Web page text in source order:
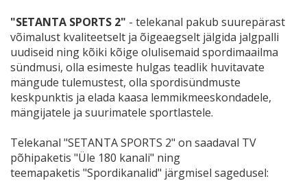
"SETANTA SPORTS 2" - telekanal pakub suurepärast
võimalust kvaliteetselt ja õigeaegselt jälgida jalgpalli
uudiseid ning kõiki kõige olulisemaid spordimaailma
sündmusi, olla esimeste hulgas teadlik huvitavate
mängude tulemustest, olla spordisündmuste
keskpunktis ja elada kaasa lemmikmeeskondadele,
mängijatele ja suurimatele sportlastele.
Telekanal "SETANTA SPORTS 2" on saadaval TV
põhipaketis "Üle 180 kanali" ning
teemapaketis "Spordikanalid" järgmisel sagedusel: